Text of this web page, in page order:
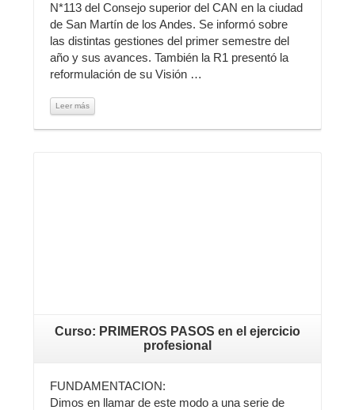
N*113 del Consejo superior del CAN en la ciudad
de San Martín de los Andes. Se informó sobre
las distintas gestiones del primer semestre del
año y sus avances. También la R1 presentó la
reformulación de su Visión …
Leer más
Curso: PRIMEROS PASOS en el ejercicio
profesional
FUNDAMENTACION:
Dimos en llamar de este modo a una serie de